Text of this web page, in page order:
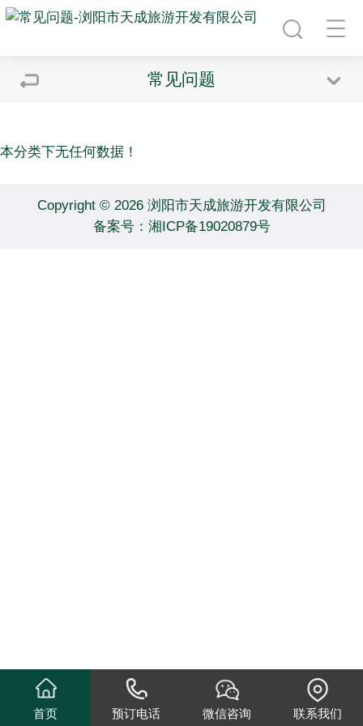
常见问题
本分类下无任何数据！
Copyright © 2026 浏阳市天成旅游开发有限公司
备案号： 湘ICP备19020879号
首页 预订电话 微信咨询 联系我们